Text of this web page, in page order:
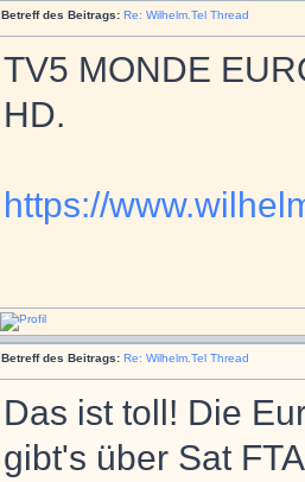
Betreff des Beitrags: Re: Wilhelm.Tel Thread
TV5 MONDE
HD.
https://
Betreff des Beitrags: Re: Wilhelm.Tel Thread
Das ist toll! Die
gibt's über Sat